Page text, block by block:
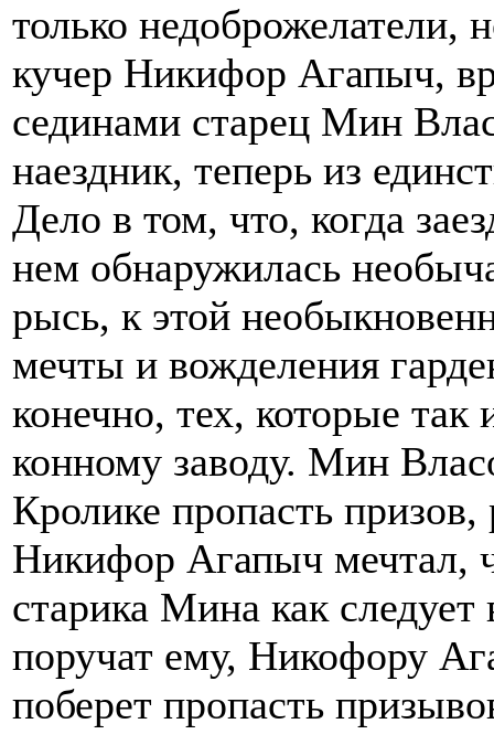
только недоброжелатели,
кучер Никифор Агапыч,
сединами старец Мин
наездник, теперь из
Дело в том, что, когда
нем обнаружилась
рысь, к этой
мечты и вожделения
конечно, тех, которые так
конному заводу. Мин
Кролике пропасть призов,
Никифор Агапыч мечтал,
старика Мина как
поручат ему, Никофору
поберет пропасть